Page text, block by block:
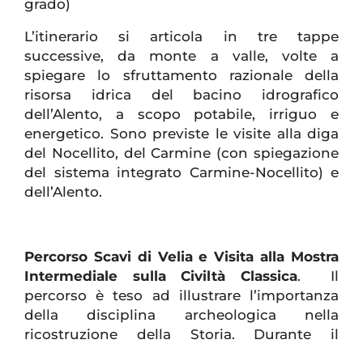
grado)
L’itinerario si articola in tre tappe
successive, da monte a valle, volte a
spiegare lo sfruttamento razionale della
risorsa idrica del bacino idrografico
dell’Alento, a scopo potabile, irriguo e
energetico. Sono previste le visite alla diga
del Nocellito, del Carmine (con spiegazione
del sistema integrato Carmine-Nocellito) e
dell’Alento.
Percorso Scavi di Velia e Visita alla Mostra
Intermediale sulla Civiltà Classica. Il
percorso è teso ad illustrare l’importanza
della disciplina archeologica nella
ricostruzione della Storia. Durante il